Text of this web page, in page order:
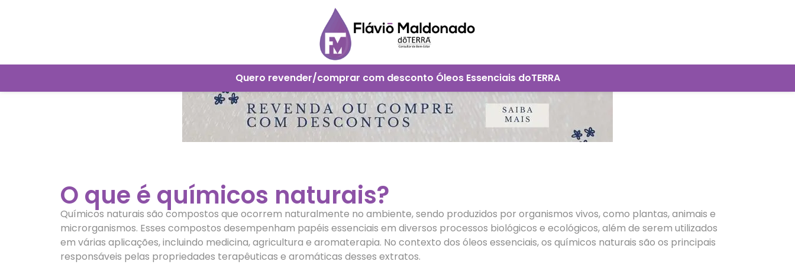
Quero revender/comprar com desconto Óleos Essenciais doTERRA
O que é químicos naturais?
Químicos naturais são compostos que ocorrem naturalmente no ambiente, sendo produzidos por organismos vivos, como plantas, animais e
microrganismos. Esses compostos desempenham papéis essenciais em diversos processos biológicos e ecológicos, além de serem utilizados
em várias aplicações, incluindo medicina, agricultura e aromaterapia. No contexto dos óleos essenciais, os químicos naturais são os principais
responsáveis pelas propriedades terapêuticas e aromáticas desses extratos.